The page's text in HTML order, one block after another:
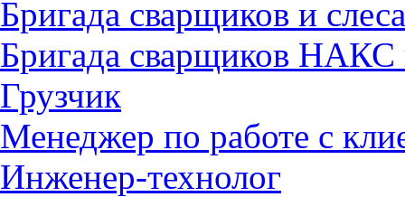
Бригада сварщиков и
Бригада сварщиков
Грузчик
Менеджер по работе с
Инженер-технолог